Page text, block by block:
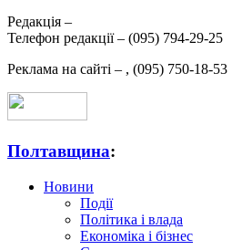
Редакція –
Телефон редакції – (095) 794-29-25
Реклама на сайті – , (095) 750-18-53
Полтавщина:
Новини
Події
Політика і влада
Економіка і бізнес